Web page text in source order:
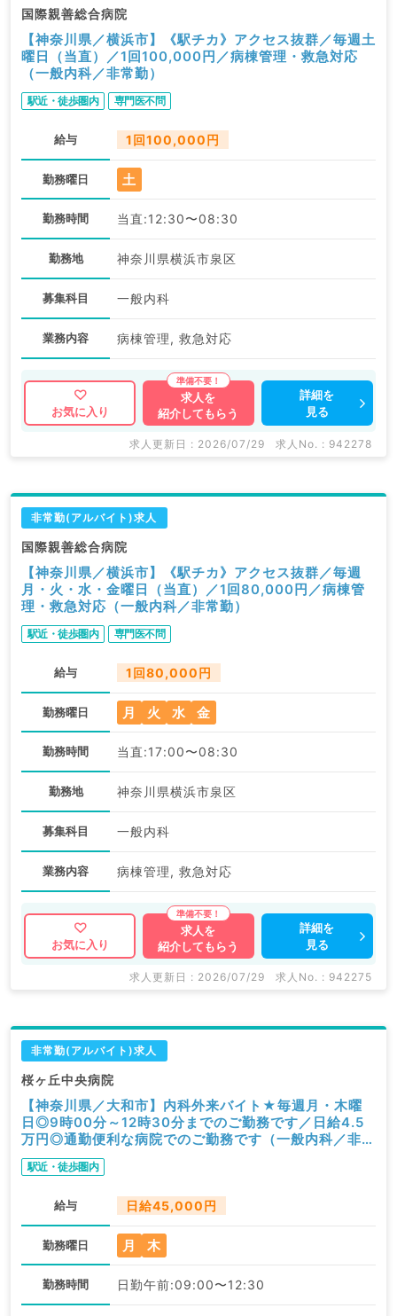
国際親善総合病院
【神奈川県／横浜市】《駅チカ》アクセス抜群／毎週土
曜日（当直）／1回100,000円／病棟管理・救急対応
（一般内科／非常勤）
駅近・徒歩圏内 専門医不問
給与 1回100,000円
勤務曜日 土
勤務時間 当直:12:30〜08:30
勤務地 神奈川県横浜市泉区
募集科目 一般内科
業務内容 病棟管理, 救急対応
お気に入り
求人を
紹介してもらう
詳細を
見る
求人更新日 : 2026/07/29 求人No. : 942278
非常勤(アルバイト)求人
国際親善総合病院
【神奈川県／横浜市】《駅チカ》アクセス抜群／毎週
月・火・水・金曜日（当直）／1回80,000円／病棟管
理・救急対応（一般内科／非常勤）
駅近・徒歩圏内 専門医不問
給与 1回80,000円
勤務曜日 月 火 水 金
勤務時間 当直:17:00〜08:30
勤務地 神奈川県横浜市泉区
募集科目 一般内科
業務内容 病棟管理, 救急対応
お気に入り
求人を
紹介してもらう
詳細を
見る
求人更新日 : 2026/07/29 求人No. : 942275
非常勤(アルバイト)求人
桜ヶ丘中央病院
【神奈川県／大和市】内科外来バイト★毎週月・木曜
日◎9時00分～12時30分までのご勤務です／日給4.5
万円◎通勤便利な病院でのご勤務です（一般内科／非常
勤）
駅近・徒歩圏内
給与 日給45,000円
勤務曜日 月 木
勤務時間 日勤午前:09:00〜12:30